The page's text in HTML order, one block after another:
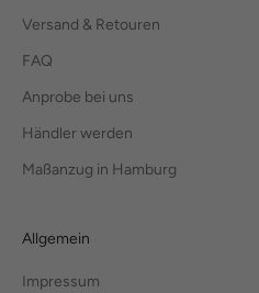
Versand & Retouren
FAQ
Anprobe bei uns
Händler werden
Maßanzug in Hamburg
Allgemein
Impressum